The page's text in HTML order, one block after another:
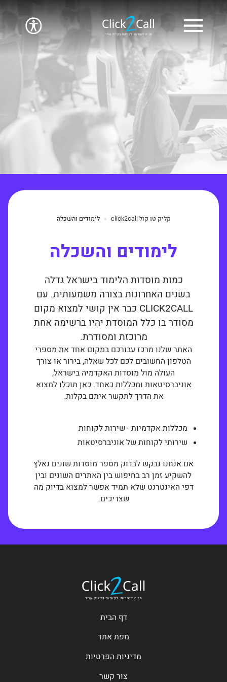
קליק טו קול click2call לימודים והשכלה
לימודים והשכלה
כמות מוסדות הלימוד בישראל גדלה
בשנים האחרונות בצורה משמעותית. עם
CLICK2CALL כבר אין קושי למצוא מקום
מסודר בו כלל המוסדת יהיו ברשימה אחת
מרוכזת ומסודרת.
האתר שלנו מרכז עבורכם במקום אחד את מספרי
הטלפון החשובים לכם לכל שאלה, בירור או צורך
העולה מול מוסדות האקדמיה בישראל,
אוניברסיטאות ומכללות כאחד. כאן תוכלו למצוא
את הדרך לתקשר איתם בקלות.
מכללות אקדמיות - שירות לקוחות
שירותי לקוחות של אוניברסיטאות
אם אנחנו נבקש לבדוק מספר מוסדות שונים נאלץ
להשקיע זמן רב בחיפוש בין האתרים השונים ובין
דפי האינטרנט שלא תמיד אפשר למצוא בדיוק מה
שצריכים.
דף הבית
מפת אתר
מדיניות הפרטיות
צור קשר